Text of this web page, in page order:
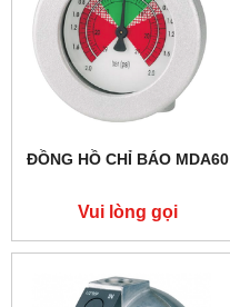
ĐỒNG HỒ CHỈ BÁO MDA60
Vui lòng gọi